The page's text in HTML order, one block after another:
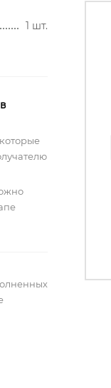
1 шт.